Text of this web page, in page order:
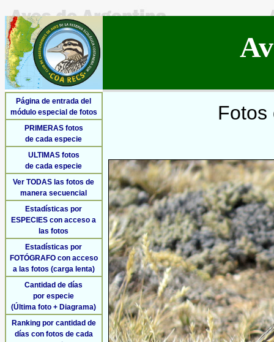
Página de entrada del
módulo especial de fotos
PRIMERAS fotos
de cada especie
ULTIMAS fotos
de cada especie
Ver TODAS las fotos de
manera secuencial
Estadísticas por
ESPECIES con acceso a
las fotos
Estadísticas por
FOTÓGRAFO con acceso
a las fotos (carga lenta)
Cantidad de días
por especie
(Última foto + Diagrama)
Ranking por cantidad de
días con fotos de cada
Fotos